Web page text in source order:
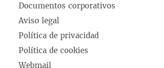
Documentos corporativos
Aviso legal
Política de privacidad
Política de cookies
Webmail